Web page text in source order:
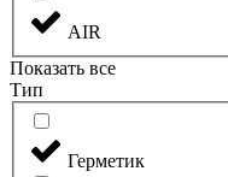
AIR
Показать все
Тип
Герметик